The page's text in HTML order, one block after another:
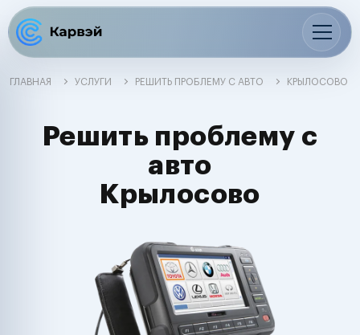
ГЛАВНАЯ УСЛУГИ РЕШИТЬ ПРОБЛЕМУ С АВТО КРЫЛОСОВО
Решить проблему с
авто
Крылосово